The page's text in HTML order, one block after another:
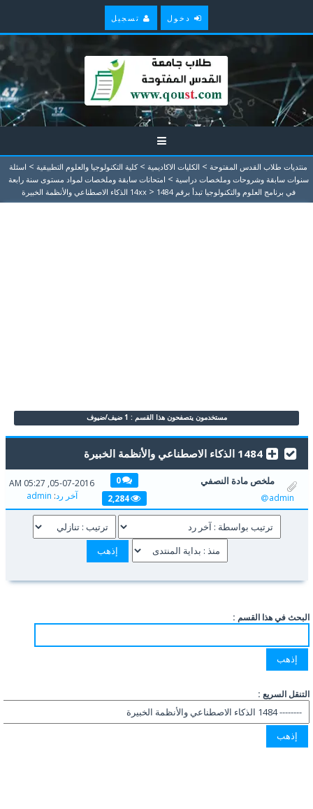
دخول تسجيل
منتديات طلاب القدس المفتوحة > الكليات الاكاديمية > كلية التكنولوجيا والعلوم التطبيقية > اسئلة
سنوات سابقة وشروحات وملخصات دراسية > امتحانات سابقة وملخصات لمواد مستوى سنة رابعة
في برنامج العلوم والتكنولوجيا تبدأ برقم 14xx
> 1484 الذكاء الاصطناعي والأنظمة الخبيرة
مستخدمون يتصفحون هذا القسم : 1 ضيف/ضيوف
1484 الذكاء الاصطناعي والأنظمة الخبيرة
ملخص مادة النصفي
admin
0
2,284
05-07-2016, 05:27 AM
آخر رد:
admin
البحث في هذا القسم :
التنقل السريع :